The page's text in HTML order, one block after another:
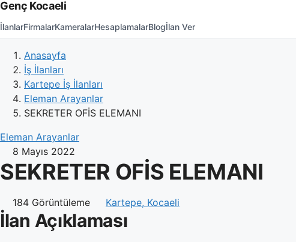
Genç Kocaeli
İlanlarFirmalarKameralarHesaplamalarBlogİlan Ver
Anasayfa
İş İlanları
Kartepe İş İlanları
Eleman Arayanlar
SEKRETER OFİS ELEMANI
Eleman Arayanlar
8 Mayıs 2022
SEKRETER OFİS ELEMANI
184 Görüntüleme Kartepe, Kocaeli
İlan Açıklaması